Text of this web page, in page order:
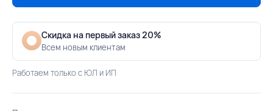
Скидка на первый заказ 20%
Всем новым клиентам
Работаем только с ЮЛ и ИП